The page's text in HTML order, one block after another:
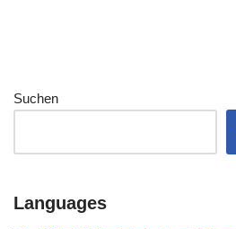
Suchen
Languages